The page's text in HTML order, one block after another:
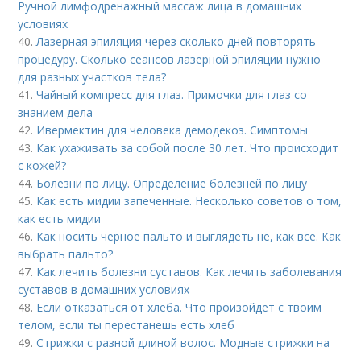
Ручной лимфодренажный массаж лица в домашних
условиях
40.Лазерная эпиляция через сколько дней повторять
процедуру. Сколько сеансов лазерной эпиляции нужно
для разных участков тела?
41.Чайный компресс для глаз. Примочки для глаз со
знанием дела
42. Ивермектин для человека демодекоз. Симптомы
43. Как ухаживать за собой после 30 лет. Что происходит
с кожей?
44. Болезни по лицу. Определение болезней по лицу
45. Как есть мидии запеченные. Несколько советов о том,
как есть мидии
46. Как носить черное пальто и выглядеть не, как все. Как
выбрать пальто?
47. Как лечить болезни суставов. Как лечить заболевания
суставов в домашних условиях
48. Если отказаться от хлеба. Что произойдет с твоим
телом, если ты перестанешь есть хлеб
49.Стрижки с разной длиной волос. Модные стрижки на